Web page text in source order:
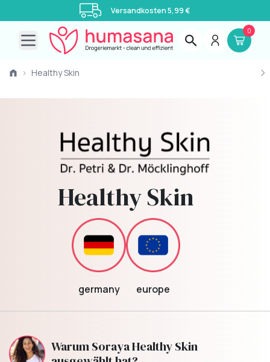
Versandkosten 5,99 €
Open main menu
0
› Healthy Skin
Healthy Skin
germany europe
Warum Soraya Healthy Skin